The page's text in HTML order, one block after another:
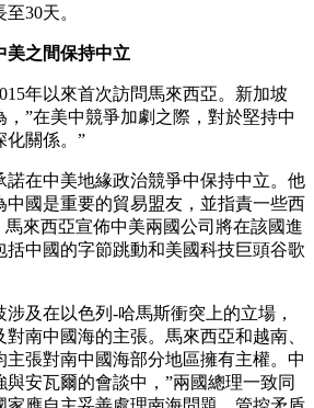
30天。
美之間保持中立
年以來首次訪問馬來西亞。新加坡
，”在美中競爭加劇之際，對於堅持中
化關係。”
諾在中美地緣政治競爭中保持中立。他
中國是重要的貿易盟友，並指責一些西
馬來西亞宣佈中美兩國公司將在該國進
括中國的字節跳動和美國科技巨頭谷歌
及在以色列-哈馬斯衝突上的立場，
南中國海的主張。馬來西亞和越南、
張對南中國海部分地區擁有主權。中
與安瓦爾的會談中，”兩國總理一致同